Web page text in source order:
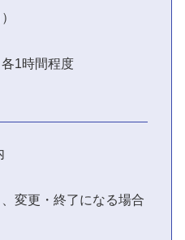
1時間程度
変更・終了になる場合